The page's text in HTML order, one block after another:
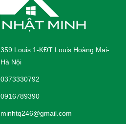
359 Louis 1-KĐT Louis Hoàng Mai-
Hà Nội
0373330792
0916789390
minhtq246@gmail.com